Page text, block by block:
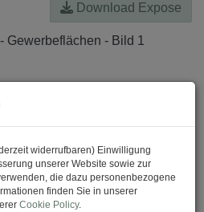
Download Expose
widerrufbaren) Einwilligung
unserer Website sowie zur
die dazu personenbezogene
finden Sie in unserer
Cookie Policy.